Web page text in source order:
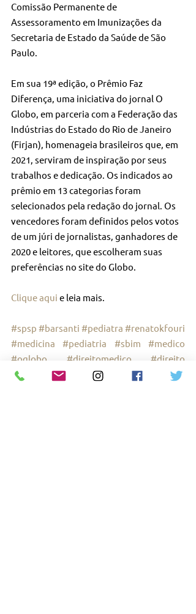
Comissão Permanente de
Assessoramento em Imunizações da
Secretaria de Estado da Saúde de São
Paulo.
Em sua 19ª edição, o Prêmio Faz
Diferença, uma iniciativa do jornal O
Globo, em parceria com a Federação das
Indústrias do Estado do Rio de Janeiro
(Firjan), homenageia brasileiros que, em
2021, serviram de inspiração por seus
trabalhos e dedicação. Os indicados ao
prêmio em 13 categorias foram
selecionados pela redação do jornal. Os
vencedores foram definidos pelos votos
de um júri de jornalistas, ganhadores de
2020 e leitores, que escolheram suas
preferências no site do Globo.
Clique aqui e leia mais.
#spsp #barsanti #pediatra #renatokfouri
#medicina
#pediatria #sbim
#medico
#oglobo
#direitomedico
#direito
#medica
#direitoemedicina
#FIRJAN